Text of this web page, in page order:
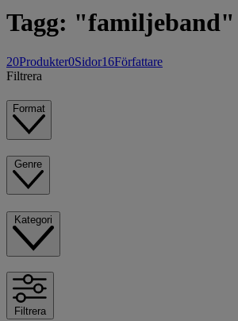
Tagg: "familjeband"
20Produkter0Sidor16Författare
Filtrera
Format
Filtrera